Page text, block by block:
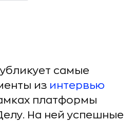
самые
из интервью
платформы
На ней успешные